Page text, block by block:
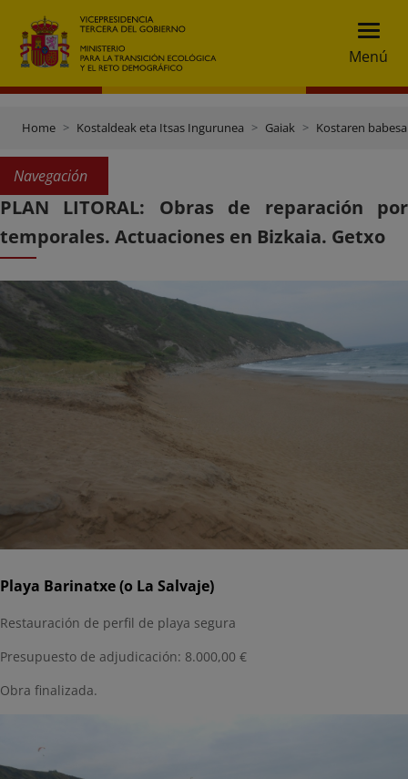
Menú
Home Kostaldeak eta Itsas Ingurunea Gaiak Kostaren babesa
Navegación
PLAN LITORAL: Obras de reparación por
temporales. Actuaciones en Bizkaia. Getxo
Playa Barinatxe (o La Salvaje)
Restauración de perfil de playa segura
Presupuesto de adjudicación: 8.000,00 €
Obra finalizada.